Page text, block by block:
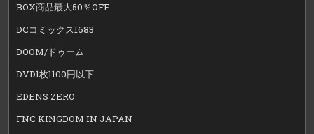
BOX商品最大50％OFF
DCコミックス1683
DOOM/ドゥーム
DVD1枚1100円以下
EDENS ZERO
FNC KINGDOM IN JAPAN